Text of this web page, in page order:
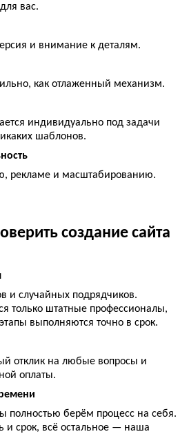
вас.
и внимание к деталям.
как отлаженный механизм.
индивидуально под задачи
шаблонов.
рекламе и масштабированию.
создание сайта
и случайных подрядчиков.
только штатные профессионалы,
выполняются точно в срок.
отклик на любые вопросы и
оплаты.
полностью берём процесс на себя.
и срок, всё остальное — наша